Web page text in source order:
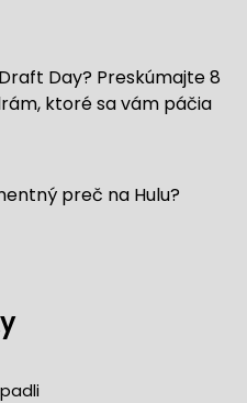
Day? Preskúmajte 8
ktoré sa vám páčia
preč na Hulu?